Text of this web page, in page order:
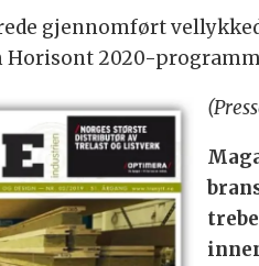
gjennomført
2020-